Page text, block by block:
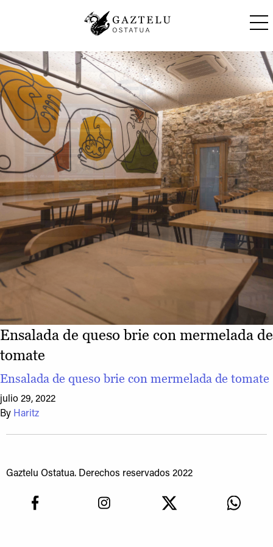
Ensalada de queso brie con mermelada de
tomate
Ensalada de queso brie con mermelada de tomate
julio 29, 2022
By Haritz
Gaztelu Ostatua. Derechos reservados 2022